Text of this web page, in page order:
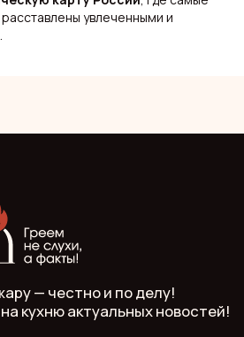
увлеченными и
Эксклюзивы
Спецпроекты
сайта
редакции
СМИ:
августа 2025 г.